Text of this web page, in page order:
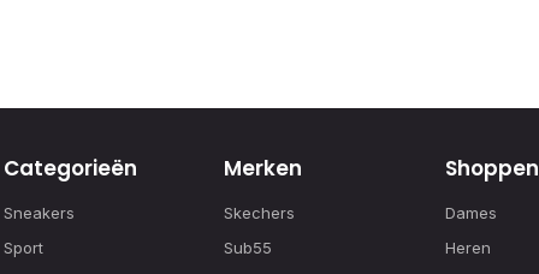
Categorieën
Sneakers
Sport
Merken
Skechers
Sub55
Shoppen
Dames
Heren